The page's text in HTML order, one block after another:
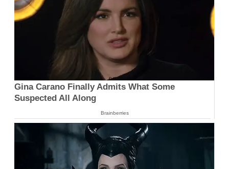
Gina Carano Finally Admits What Some
Suspected All Along
Brainberries